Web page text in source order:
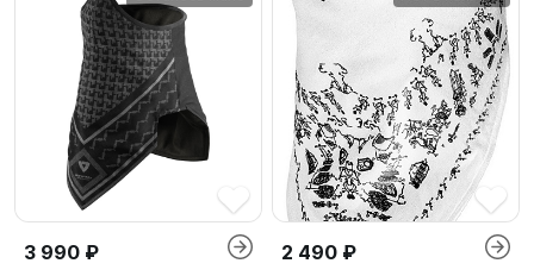
3 990 ₽ 2 490 ₽